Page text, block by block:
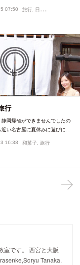
07:50 旅行 日本文化
行
静岡帰省ができませんでしたの
い名古屋に夏休みに遊びに…
16:38 和菓子 旅行
です。 西宮と大阪
Tanaka.